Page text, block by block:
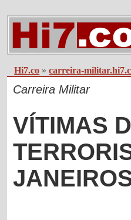
Hi7.co »carreira-
Carreira Militar
VÍTIMAS